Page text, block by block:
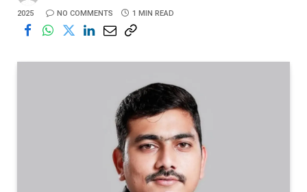
2025 NO COMMENTS 1 MIN READ